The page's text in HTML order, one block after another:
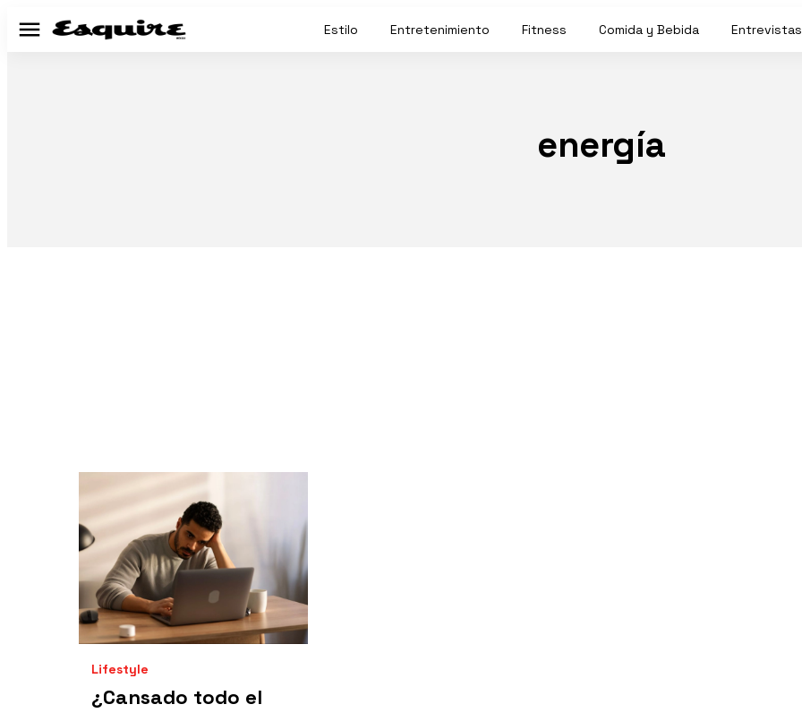
Menú Estilo Entretenimiento Fitness Comida y Bebida Entrevistas
energía
Lifestyle
¿Cansado todo el